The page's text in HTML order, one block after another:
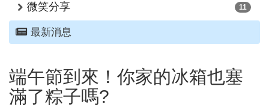
微笑分享 11
最新消息
端午節到來！你家的冰箱也塞
滿了粽子嗎?